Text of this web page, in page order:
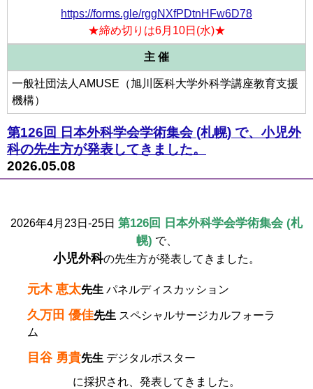
https://forms.gle/rggNXfPDtnHFw6D78
★締め切りは6月10日(水)★
主 催
一般社団法人AMUSE（旭川医科大学外科学講座教育支援
機構）
第126回 日本外科学会学術集会 (札幌) で、小児外
科の先生方が発表してきました。
2026.05.08
2026年4月23日-25日 第126回 日本外科学会学術集会 (札
幌) で、
小児外科の先生方が発表してきました。
元木 恵太先生 パネルディスカッション
久万田 優佳先生 スペシャルサージカルフォーラ
ム
目谷 勇貴先生 デジタルポスター
に採択され、発表してきました。